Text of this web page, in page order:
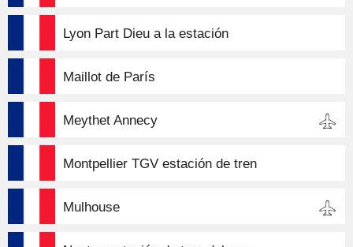
Lyon Part Dieu a la estación
Maillot de París
Meythet Annecy
Montpellier TGV estación de tren
Mulhouse